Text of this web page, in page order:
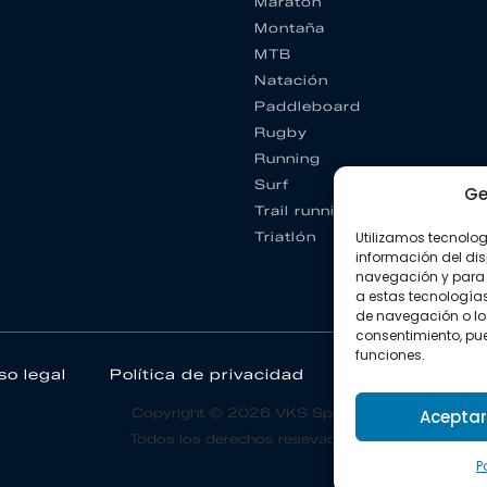
Utilizamos
información del
navegación y para
a estas
de navegación o
consentimiento,
funciones.
Aceptar
Montaña
MTB
Natación
Paddleboard
Rugby
Running
Surf
Trail running
Triatlón
legal Política de privacidad
Copyright © 2026 VKS Sport.
Todos los derechos resevados.